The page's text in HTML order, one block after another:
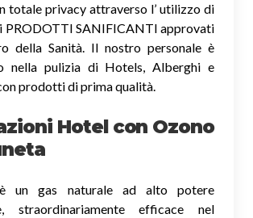
totale privacy attraverso l’ utilizzo di
PRODOTTI SANIFICANTI approvati
della Sanità. Il nostro personale è
nella pulizia di Hotels, Alberghi e
prodotti di prima qualità.
Hotel con Ozono
un gas naturale ad alto potere
straordinariamente efficace nel